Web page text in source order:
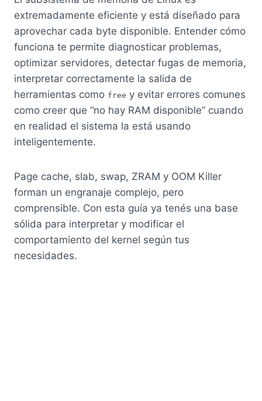
extremadamente eficiente y está diseñado para
aprovechar cada byte disponible. Entender cómo
funciona te permite diagnosticar problemas,
optimizar servidores, detectar fugas de memoria,
interpretar correctamente la salida de
herramientas como free y evitar errores comunes
como creer que “no hay RAM disponible” cuando
en realidad el sistema la está usando
inteligentemente.
Page cache, slab, swap, ZRAM y OOM Killer
forman un engranaje complejo, pero
comprensible. Con esta guía ya tenés una base
sólida para interpretar y modificar el
comportamiento del kernel según tus
necesidades.